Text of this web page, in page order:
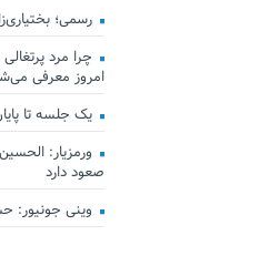
رسمی؛
چرا مرد
امروز معرفی
یک جلسه تا
ورمزیار:
صعود دارد
وینی جونیور: